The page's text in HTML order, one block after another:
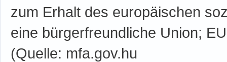
zum Erhalt des europäischen
eine bürgerfreundliche Union;
(Quelle: mfa.gov.hu